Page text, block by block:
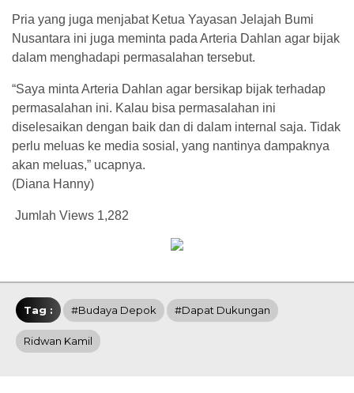
Pria yang juga menjabat Ketua Yayasan Jelajah Bumi
Nusantara ini juga meminta pada Arteria Dahlan agar bijak
dalam menghadapi permasalahan tersebut.
“Saya minta Arteria Dahlan agar bersikap bijak terhadap
permasalahan ini. Kalau bisa permasalahan ini
diselesaikan dengan baik dan di dalam internal saja. Tidak
perlu meluas ke media sosial, yang nantinya dampaknya
akan meluas,” ucapnya.
(Diana Hanny)
Jumlah Views 1,282
Tag : #Budaya Depok #Dapat Dukungan
Ridwan Kamil